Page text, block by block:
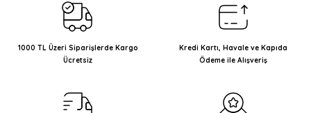
1000 TL Üzeri Siparişlerde Kargo
Ücretsiz
Kredi Kartı, Havale ve Kapıda
Ödeme ile Alışveriş